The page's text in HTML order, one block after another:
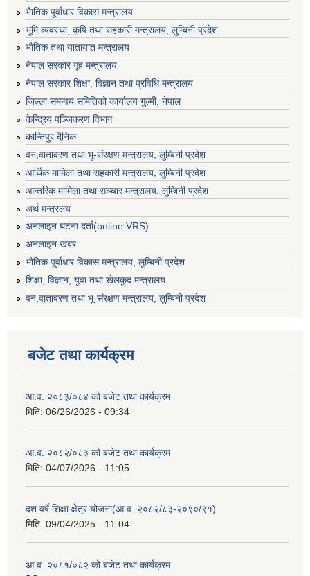
भैातिक पूर्वाधार विकास मन्त्रालय
भूमि व्यवस्था, कृषि तथा सहकारी मन्त्रालय, लु्म्बिनी प्रदेश
भाैतिक तथा यातायात मन्त्रालय
नेपाल सरकार गृह मन्त्रालय
नेपाल सरकार शिक्षा, विज्ञान तथा प्रविधि मन्त्रालय
जिल्ला समन्वय समितिको कार्यालय गुल्मी, नेपाल
केन्द्रिय पञ्जिकरण विभाग
कान्तिपुर दैनिक
वन,वातावरण तथा भू-संरक्षण मन्त्रालय, लुम्बिनी प्रदेश
आर्थिक मामिला तथा सहकारी मन्त्रालय, लुम्बिनी प्रदेश
आन्तरिक मामिला तथा सञ्चार मन्त्रालय, लुम्बिनी प्रदेश
अर्थ मन्त्रलय
अनलाइन घटना दर्ता(online VRS)
अनलाइन खबर
भौतिक पूर्वाधार विकास मन्त्रालय, लुम्बिनी प्रदेश
शिक्षा, विज्ञान, युवा तथा खेलकुद मन्‍‍त्रालय
वन,वातावरण तथा भू-संरक्षण मन्त्रालय, लुम्बिनी प्रदेश
बजेट तथा कार्यक्रम
आ.व. २०८३/०८४ को बजेट तथा कार्यक्रम
मिति: 06/26/2026 - 09:34
आ.व. २०८२/०८३ को बजेट तथा कार्यक्रम
मिति: 04/07/2026 - 11:05
दश वर्षे शिक्षा क्षेत्र योजना(आ.व. २०८२/८३-२०९०/९१)
मिति: 09/04/2025 - 11:04
आ.व. २०८१/०८२ को बजेट तथा कार्यक्रम